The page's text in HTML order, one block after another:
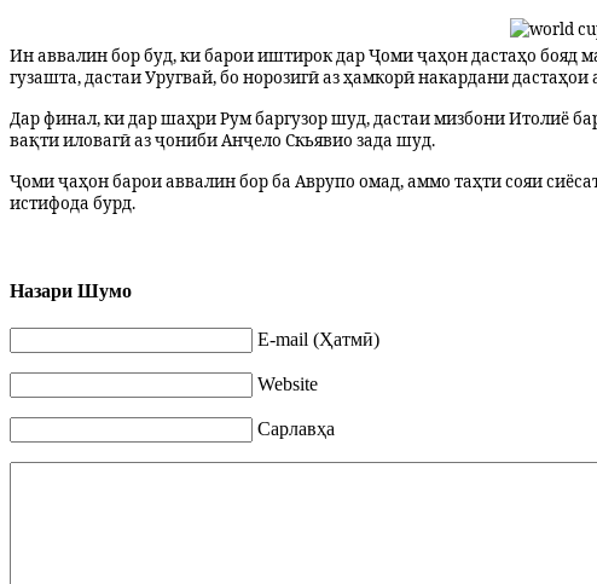
Ин аввалин бор буд, ки барои иштирок дар Ҷоми ҷаҳон дастаҳо бояд
гузашта, дастаи Уругвай, бо норозигӣ аз ҳамкорӣ накардани
Дар финал, ки дар шаҳри Рум баргузор шуд, дастаи мизбони Итолиё
вақти иловагӣ аз ҷониби Анҷело Скьявио зада шуд.
Ҷоми ҷаҳон барои аввалин бор ба Аврупо омад, аммо таҳти сояи
истифода бурд.
Назари Шумо
E-mail (Ҳатмӣ)
Website
Сарлавҳа